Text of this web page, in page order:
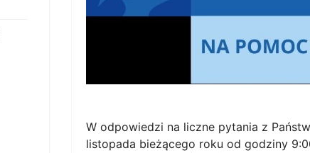
W odpowiedzi na liczne pytania z
listopada bieżącego roku od godziny